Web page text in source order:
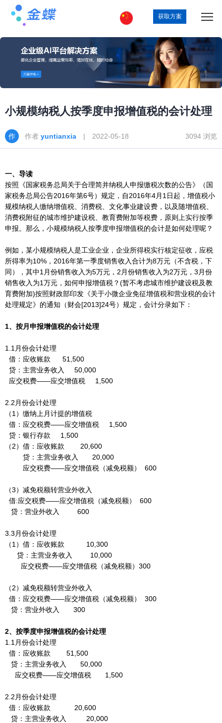
获取方案
小规模纳税人按季度申报增值税的会计处理
作者 yuntianxia | 2022-05-18 3094 浏览
一、导读
按照《国家税务总局关于合理简并纳税人申报缴税次数的公告》（国
家税务总局公告2016年第6号）规定，自2016年4月1日起，增值税小
规模纳税人缴纳增值税、消费税、文化事业建设费，以及随增值税、
消费税附征的城市维护建设税、教育费附加等税费，原则上实行按季
申报。那么，小规模纳税人按季度申报增值税的会计是如何处理呢？
例如，某小规模纳税人是工业企业，企业所得税实行核定征收，应税
所得率为10%，2016年第一季度销售收入合计为8万元（不含税，下
同），其中1月份销售收入为5万元，2月份销售收入为2万元，3月份
销售收入为1万元，如何申报增值税？(暂不考虑城市维护建设税及教
育费附加)按照财政部印发《关于小微企业免征增值税和营业税的会计
处理规定》的通知（财会[2013]24号）规定，会计分录如下：
1、按月申报增值税的会计处理
1.1月份会计处理
借：应收账款 51,500
贷：主营业务收入 50,000
应交税费——应交增值税 1,500
2.2月份会计处理
（1）缴纳上月计提的增值税
借：应交税费——应交增值税 1,500
贷：银行存款 1,500
（2）借：应收账款 20,600
贷：主营业务收入 20,000
应交税费——应交增值税（减免税额） 600
（3）减免税额转营业外收入
借:应交税费——应交增值税（减免税额） 600
贷：营业外收入 600
3.3月份会计处理
（1）借：应收账款 10,300
贷：主营业务收入 10,000
应交税费——应交增值税（减免税额）300
（2）减免税额转营业外收入
借：应交税费——应交增值税（减免税额） 300
贷：营业外收入 300
2、按季度申报增值税的会计处理
1.1月份会计处理
借：应收账款 51,500
贷：主营业务收入 50,000
应交税费——应交增值税 1,500
2.2月份会计处理
借：应收账款 20,600
贷：主营业务收入 20,000